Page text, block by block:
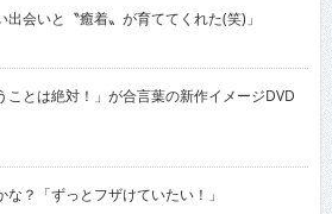
会いと〝癒着〟が育ててくれた(笑)」
とは絶対！」が合言葉の新作イメージDVD
？「ずっとフザけていたい！」